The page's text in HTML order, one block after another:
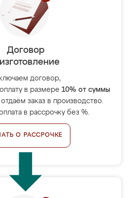
Договор
договор,
в размере 10% от суммы
заказ в производство.
в рассрочку без %.
О РАССРОЧКЕ